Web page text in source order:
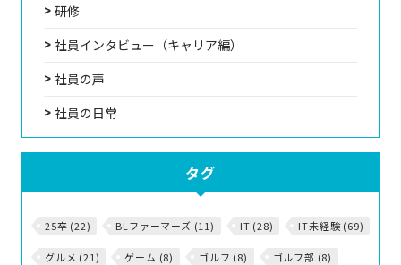
研修
社員インタビュー（キャリア編）
社員の声
社員の日常
タグ
25卒 (22) BLファーマーズ (11) IT (28) IT未経験 (69)
グルメ (21) ゲーム (8) ゴルフ (8) ゴルフ部 (8)